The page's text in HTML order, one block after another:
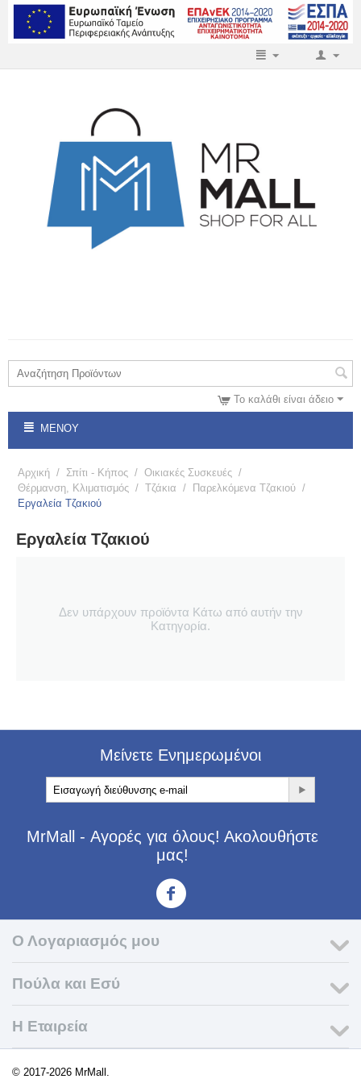
Το καλάθι είναι άδειο
ΜΕΝΟΎ
Αρχική / Σπίτι - Κήπος / Οικιακές Συσκευές /
Θέρμανση, Κλιματισμός / Τζάκια / Παρελκόμενα Τζακιού /
Εργαλεία Τζακιού
Εργαλεία Τζακιού
Δεν υπάρχουν προϊόντα Κάτω από αυτήν την
Κατηγορία.
Μείνετε Ενημερωμένοι
MrMall - Αγορές για όλους! Ακολουθήστε
μας!
Ο Λογαριασμός μου
Πούλα και Εσύ
Η Εταιρεία​
© 2017-2026 MrMall.